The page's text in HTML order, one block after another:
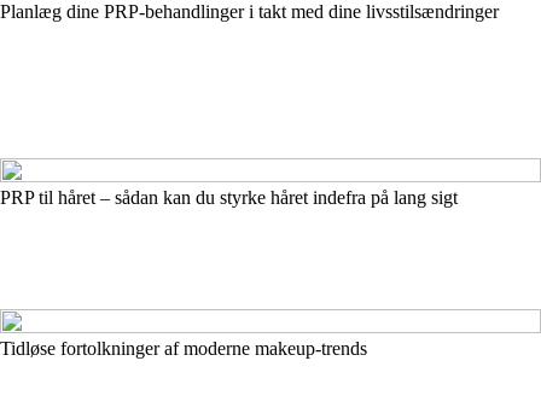
Planlæg dine PRP-behandlinger i takt med dine livsstilsændringer
PRP til håret – sådan kan du styrke håret indefra på lang sigt
Tidløse fortolkninger af moderne makeup-trends